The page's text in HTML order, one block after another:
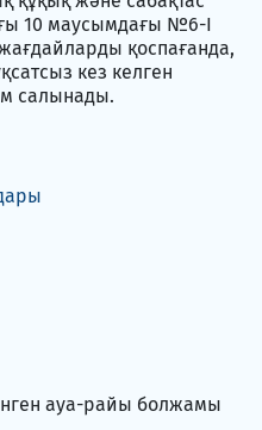
10 маусымдағы №6-I
қоспағанда,
кез келген
салынады.
ауа-райы болжамы